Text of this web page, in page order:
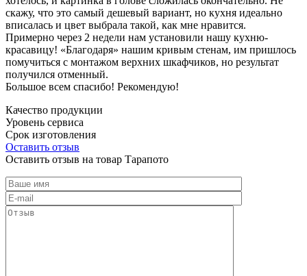
скажу, что это самый дешевый вариант, но кухня идеально
вписалась и цвет выбрала такой, как мне нравится.
Примерно через 2 недели нам установили нашу кухню-
красавицу! «Благодаря» нашим кривым стенам, им пришлось
помучиться с монтажом верхних шкафчиков, но результат
получился отменный.
Большое всем спасибо! Рекомендую!
Качество продукции
Уровень сервиса
Срок изготовления
Оставить отзыв
Оставить отзыв на товар Тарапото